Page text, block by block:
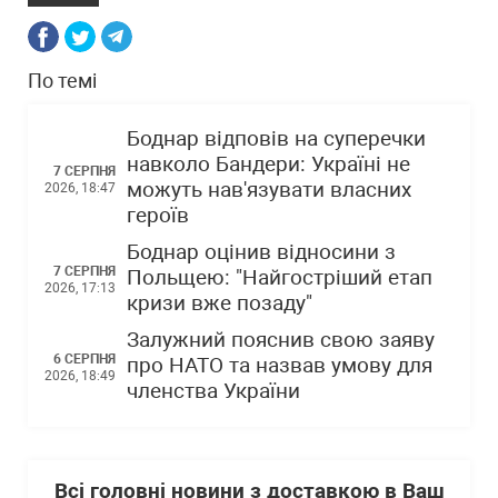
По темі
7 СЕРПНЯ
2026, 18:47
Боднар відповів на суперечки
навколо Бандери: Україні не
можуть нав'язувати власних
героїв
7 СЕРПНЯ
2026, 17:13
Боднар оцінив відносини з
Польщею: "Найгостріший етап
кризи вже позаду"
6 СЕРПНЯ
2026, 18:49
Залужний пояснив свою заяву
про НАТО та назвав умову для
членства України
Всі головні новини з доставкою в Ваш